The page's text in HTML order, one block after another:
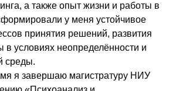
а также опыт жизни и работы в
у меня устойчивое
принятия решений, развития
в условиях неопределённости и
среды.
я завершаю магистратуру НИУ